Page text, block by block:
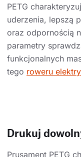
PETG
uderzenia, lepszą
oraz odpornością
parametry
funkcjonalnych
tego roweru
Drukuj
Prusament PETG